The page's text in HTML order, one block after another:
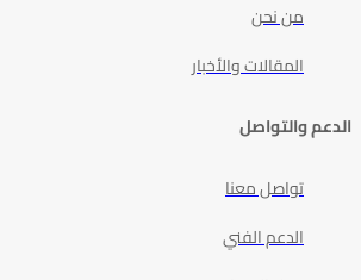
من نحن
المقالات والأخبار
الدعم والتواصل
تواصل معنا
الدعم الفني